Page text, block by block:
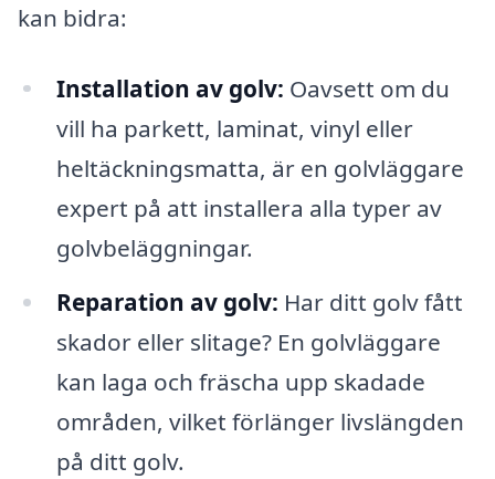
kan bidra:
Installation av golv: Oavsett om du
vill ha parkett, laminat, vinyl eller
heltäckningsmatta, är en golvläggare
expert på att installera alla typer av
golvbeläggningar.
Reparation av golv: Har ditt golv fått
skador eller slitage? En golvläggare
kan laga och fräscha upp skadade
områden, vilket förlänger livslängden
på ditt golv.